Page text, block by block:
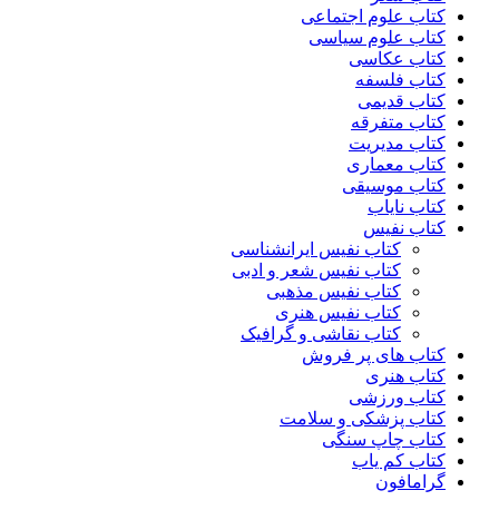
کتاب علوم اجتماعی
کتاب علوم سیاسی
کتاب عکاسی
کتاب فلسفه
کتاب قدیمی
کتاب متفرقه
کتاب مدیریت
کتاب معماری
کتاب موسیقی
کتاب نایاب
کتاب نفیس
کتاب نفیس ایرانشناسی
کتاب نفیس شعر و ادبی
کتاب نفیس مذهبی
کتاب نفیس هنری
کتاب نقاشی و گرافیک
کتاب های پر فروش
کتاب هنری
کتاب ورزشی
کتاب پزشکی و سلامت
کتاب چاپ سنگی
کتاب کم یاب
گرامافون